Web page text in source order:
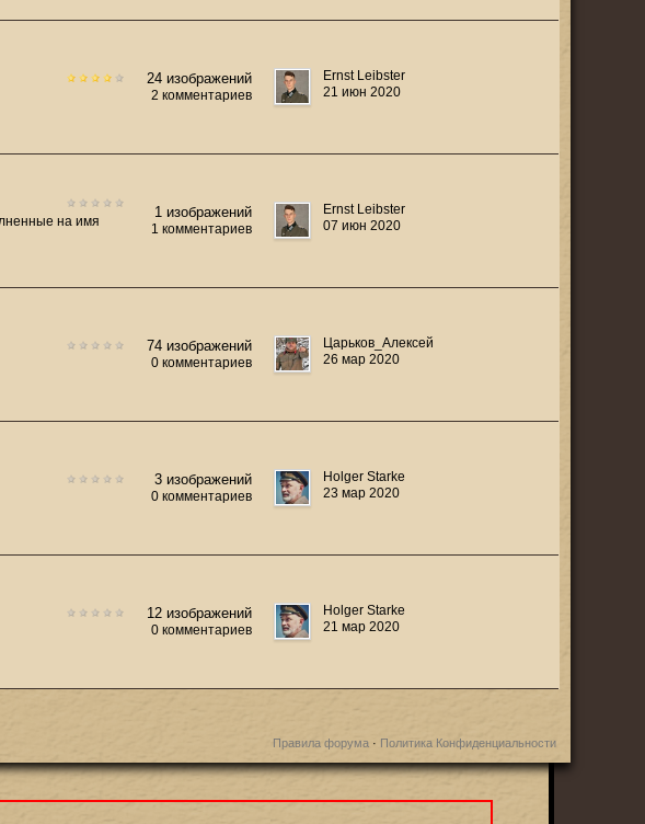
24 изображений
2 комментариев
Ernst Leibster
21 июн 2020
на имя
1 изображений
1 комментариев
Ernst Leibster
07 июн 2020
74 изображений
0 комментариев
Царьков_Алексей
26 мар 2020
3 изображений
0 комментариев
Holger Starke
23 мар 2020
12 изображений
0 комментариев
Holger Starke
21 мар 2020
Политика Конфиденциальности
Правила форума·